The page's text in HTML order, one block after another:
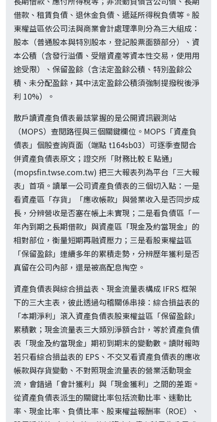
借款、租賃負債、退休金負債、遞延所得稅負債等。股
東權益區依公司法與商業會計處理準則分為三大組成：
股本（普通股本與特別股本，登記股票面額部分）、資
本公積（含發行溢價、受贈資產等資本性交易，使用用
途受限）、保留盈餘（含法定盈餘公積、特別盈餘公
積、未分配盈餘，其中法定盈餘公積須強制提撥稅後淨
利 10%）。
散戶讀資產負債表最該掌握的是公開資訊觀測站
（MOPS）查閱路徑與三個關鍵欄位。MOPS「資產負
債表」個股查詢頁面（端點 t164sb03）可逐季查閱合
併資產負債表原文；證交所「財務比較 E 點通」
(mopsfin.twse.com.tw) 把三大報表列為平台「三大報
表」首項。讀單一公司資產負債表的三個切入點：一是
看資產區「存貨」「應收帳款」與營業收入是否同步成
長，分辨營收是否塞在帳上未實現；二是看負債區「一
年內到期之長期借款」與資產區「現金及約當現金」的
相對部位，衡量短期再融資壓力；三是看股東權益區
「保留盈餘」連續多年的累積走勢，分辨歷年獲利是否
真留在公司內部，還是被高配息掏空。
資產負債表與綜合損益表、現金流量表構成 IFRS 框架
下的三大主表，彼此透過勾稽關係串接：綜合損益表的
「本期淨利」滾入資產負債表股東權益區「保留盈餘」
累積數；現金流量表三大類別淨額合計，等於資產負債
表「現金及約當現金」期初到期末的變動數。讀財報時
若只看綜合損益表的 EPS、不交叉看資產負債表的應收
帳款與存貨變動、不對照現金流量表的營業活動現金
流，會錯過「會計獲利」與「現金獲利」之間的差距。
從資產負債表派生的關鍵比率包括流動比率、速動比
率、現金比率、負債比率、股東權益報酬率（ROE）、